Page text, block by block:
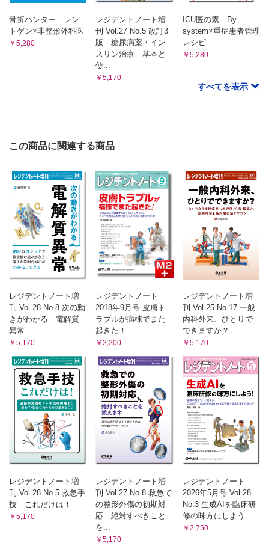
骨折ハンター レン
トゲン×非整形外科医
￥5,280
レジデントノート増
刊 Vol.27 No.5 改訂3
版 糖尿病薬・イン
スリン治療 基本と
使...
￥5,170
ICU医の素 By
system×重症患者管理
レシピ
￥5,280
すべてを表示
この商品に関連する商品
レジデントノート増
刊 Vol.28 No.8 次の動
きがわかる 電解質
異常
￥5,170
レジデントノート
2018年9月号 皮膚ト
ラブルが病棟でまた
起きた！
￥2,200
レジデントノート増
刊 Vol.25 No.17 一般
内科外来、ひとりで
できますか？
￥5,170
レジデントノート増
刊 Vol.28 No.5 救急手
技 これだけは！
￥5,170
レジデントノート増
刊 Vol.27 No.8 救急で
の整形外傷の初期対
応 絶対すべきこと
を...
￥5,170
レジデントノート
2026年5月号 Vol.28
No.3 生成AIを臨床研
修の味方にしよう...
￥2,750